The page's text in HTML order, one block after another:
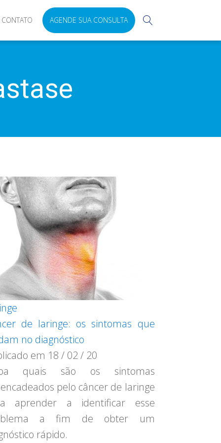
CONTATO AGENDE SUA CONSULTA
de laringe: os sintomas que
no diagnóstico
em 18 / 02 / 20
quais são os sintomas
pelo câncer de laringe
aprender a identificar esse
a fim de obter um
rápido.